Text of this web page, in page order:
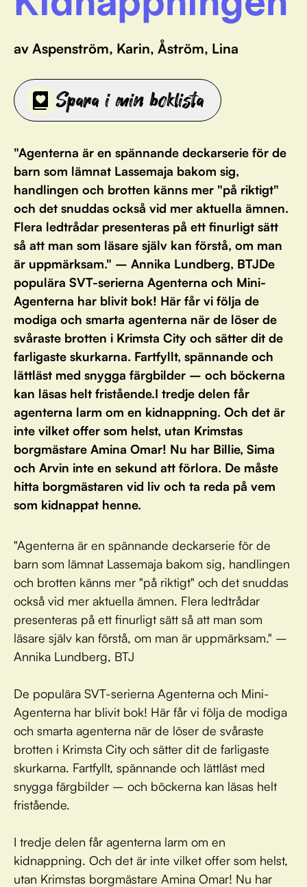
av Aspenström, Karin, Åström, Lina
Spara i min boklista
"Agenterna är en spännande deckarserie för de
barn som lämnat Lassemaja bakom sig,
handlingen och brotten känns mer "på riktigt"
och det snuddas också vid mer aktuella ämnen.
Flera ledtrådar presenteras på ett finurligt sätt
så att man som läsare själv kan förstå, om man
är uppmärksam." – Annika Lundberg, BTJDe
populära SVT-serierna Agenterna och Mini-
Agenterna har blivit bok! Här får vi följa de
modiga och smarta agenterna när de löser de
svåraste brotten i Krimsta City och sätter dit de
farligaste skurkarna. Fartfyllt, spännande och
lättläst med snygga färgbilder – och böckerna
kan läsas helt fristående.I tredje delen får
agenterna larm om en kidnappning. Och det är
inte vilket offer som helst, utan Krimstas
borgmästare Amina Omar! Nu har Billie, Sima
och Arvin inte en sekund att förlora. De måste
hitta borgmästaren vid liv och ta reda på vem
som kidnappat henne.
"Agenterna är en spännande deckarserie för de
barn som lämnat Lassemaja bakom sig, handlingen
och brotten känns mer "på riktigt" och det snuddas
också vid mer aktuella ämnen. Flera ledtrådar
presenteras på ett finurligt sätt så att man som
läsare själv kan förstå, om man är uppmärksam." –
Annika Lundberg, BTJ
De populära SVT-serierna Agenterna och Mini-
Agenterna har blivit bok! Här får vi följa de modiga
och smarta agenterna när de löser de svåraste
brotten i Krimsta City och sätter dit de farligaste
skurkarna. Fartfyllt, spännande och lättläst med
snygga färgbilder – och böckerna kan läsas helt
fristående.
I tredje delen får agenterna larm om en
kidnappning. Och det är inte vilket offer som helst,
utan Krimstas borgmästare Amina Omar! Nu har